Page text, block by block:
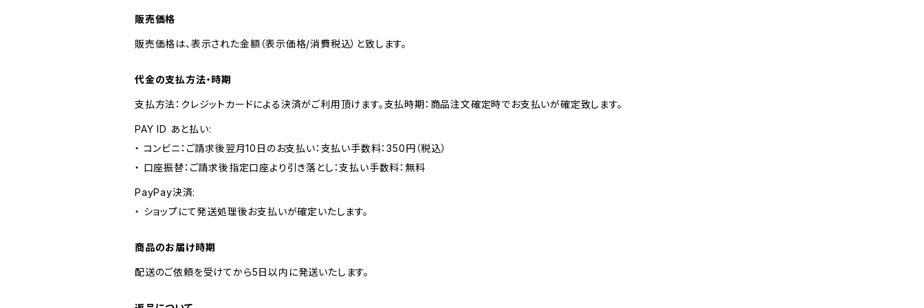
販売価格
販売価格は、表示された金額（表示価格/消費税込）と致します。
代金の支払方法・時期
支払方法：クレジットカードによる決済がご利用頂けます。支払時期：商品注文確定時でお支払いが確定致します。
PAY ID あと払い:
・ コンビニ：ご請求後翌月10日のお支払い：支払い手数料：350円（税込）
・ 口座振替：ご請求後指定口座より引き落とし：支払い手数料：無料
PayPay決済:
・ ショップにて発送処理後お支払いが確定いたします。
商品のお届け時期
配送のご依頼を受けてから5日以内に発送いたします。